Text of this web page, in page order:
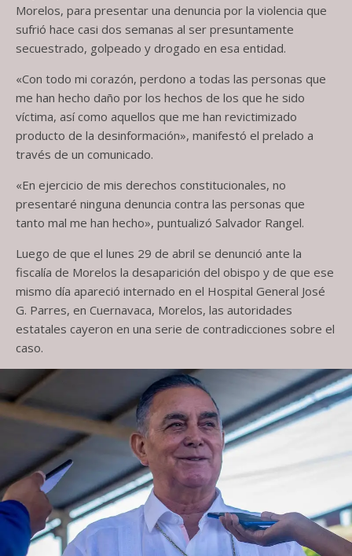
Morelos, para presentar una denuncia por la violencia que
sufrió hace casi dos semanas al ser presuntamente
secuestrado, golpeado y drogado en esa entidad.
«Con todo mi corazón, perdono a todas las personas que
me han hecho daño por los hechos de los que he sido
víctima, así como aquellos que me han revictimizado
producto de la desinformación», manifestó el prelado a
través de un comunicado.
«En ejercicio de mis derechos constitucionales, no
presentaré ninguna denuncia contra las personas que
tanto mal me han hecho», puntualizó Salvador Rangel.
Luego de que el lunes 29 de abril se denunció ante la
fiscalía de Morelos la desaparición del obispo y de que ese
mismo día apareció internado en el Hospital General José
G. Parres, en Cuernavaca, Morelos, las autoridades
estatales cayeron en una serie de contradicciones sobre el
caso.